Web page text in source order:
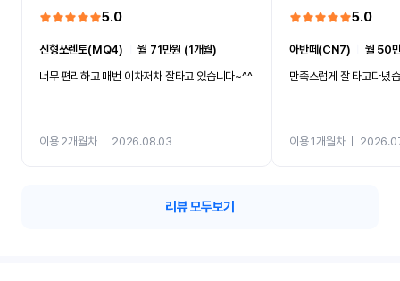
5.0
신형쏘렌토(MQ4) ㅣ월 71만원 (1개월)
너무 편리하고 매번 이차저차 잘타고 있습니다~^^
이용 2개월차ㅣ 2026.08.03
5.0
아반떼(CN7)
월 50
만족스럽게 잘 타고다녔
이용 1개월차ㅣ
리뷰 모두보기